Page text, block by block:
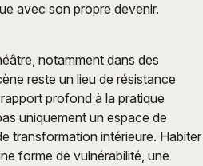
avec son propre devenir.
notamment dans des
reste un lieu de résistance
profond à la pratique
uniquement un espace de
transformation intérieure. Habiter
forme de vulnérabilité, une